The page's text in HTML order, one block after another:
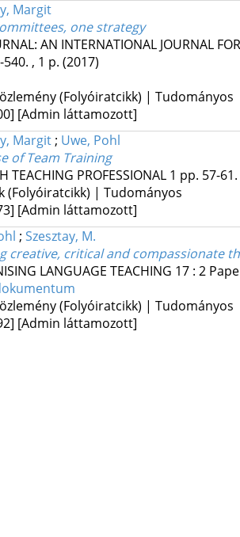
Margit
one strategy
AN INTERNATIONAL JOURNAL
, 1 p. (2017)
(Folyóiratcikk) | Tudományos
[Admin láttamozott]
Margit; Uwe, Pohl
of Team Training
TEACHING PROFESSIONAL 1 pp. 57-
(Folyóiratcikk) | Tudományos
[Admin láttamozott]
; Szesztay, M.
creative, critical and compassionate
LANGUAGE TEACHING 17: 2
(Folyóiratcikk) | Tudományos
[Admin láttamozott]